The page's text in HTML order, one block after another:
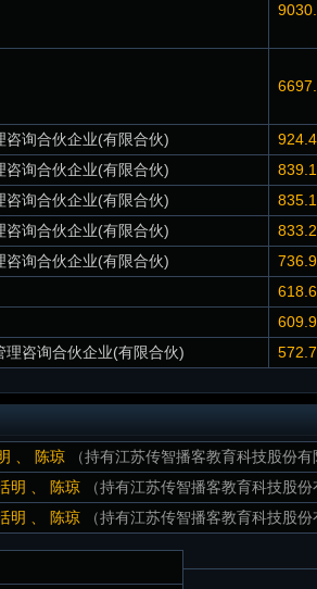
咨询合伙企业(有限合伙)
咨询合伙企业(有限合伙)
咨询合伙企业(有限合伙)
咨询合伙企业(有限合伙)
咨询合伙企业(有限合伙)
理咨询合伙企业(有限合伙)
陈琼
（持有江苏传智播客教育科技股份
明 陈琼
（持有江苏传智播客教育科技股
明 陈琼 （持有江苏传智播客教育科技股